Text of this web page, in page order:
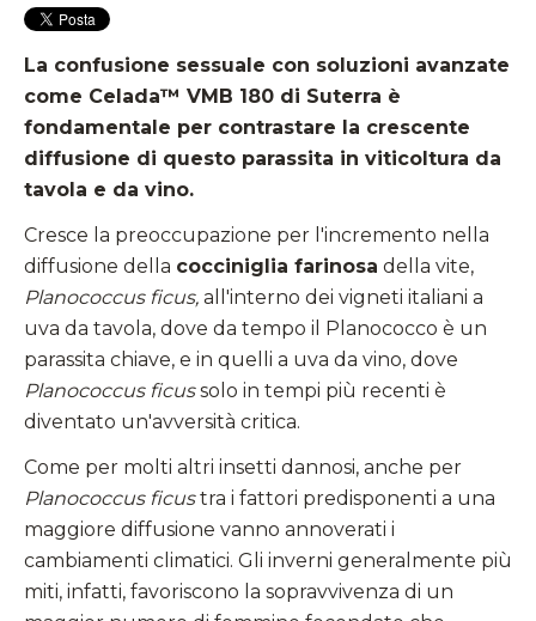
La confusione sessuale con soluzioni avanzate
come Celada™ VMB 180 di Suterra è
fondamentale per contrastare la crescente
diffusione di questo parassita in viticoltura da
tavola e da vino.
Cresce la preoccupazione per l'incremento nella
diffusione della cocciniglia farinosa della vite,
Planococcus ficus, all'interno dei vigneti italiani a
uva da tavola, dove da tempo il Planococco è un
parassita chiave, e in quelli a uva da vino, dove
Planococcus ficussolo in tempi più recenti è
diventato un'avversità critica.
Come per molti altri insetti dannosi, anche per
Planococcus ficustra i fattori predisponenti a una
maggiore diffusione vanno annoverati i
cambiamenti climatici. Gli inverni generalmente più
miti, infatti, favoriscono la sopravvivenza di un